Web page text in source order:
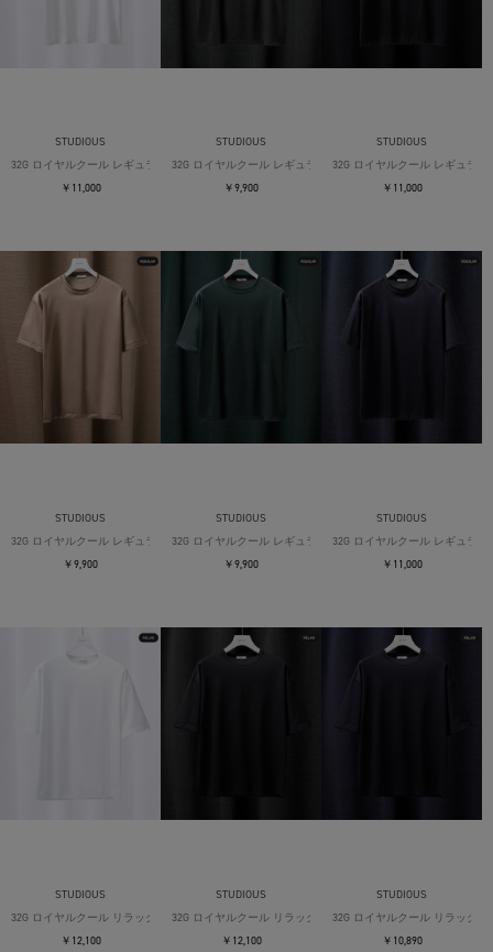
STUDIOUS
32G ロイヤルクール レギュラーTシャツ
￥11,000
STUDIOUS
32G ロイヤルクール レギュラーTシャツ
￥9,900
STUDIOUS
32G ロイヤルクール レギュラー
￥11,000
STUDIOUS
32G ロイヤルクール レギュラーTシャツ
￥9,900
STUDIOUS
32G ロイヤルクール レギュラーTシャツ
￥9,900
STUDIOUS
32G ロイヤルクール レギュラー
￥11,000
STUDIOUS
32G ロイヤルクール リラックスTシャツ
￥12,100
STUDIOUS
32G ロイヤルクール リラックスTシャツ
￥12,100
STUDIOUS
32G ロイヤルクール リラックス
￥10,890